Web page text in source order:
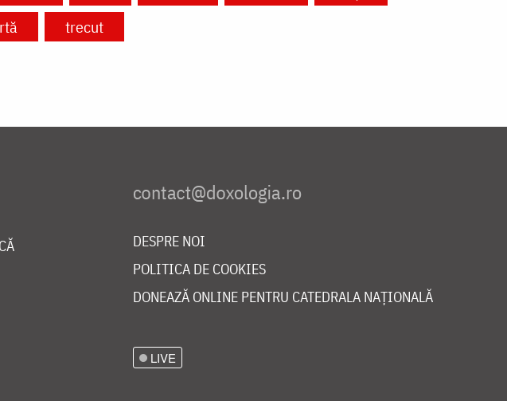
trecut
DESPRE NOI
POLITICA DE COOKIES
DONEAZĂ ONLINE PENTRU CATEDRALA NAȚIONALĂ
LIVE